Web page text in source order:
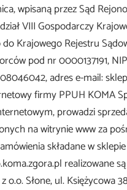
wpisaną przez Sąd
VIII Gospodarczy
Krajowego Rejestru
pod nr 0000137191,
adres e-mail:
firmy PPUH KOMA
prowadzi
na witrynie www za
składane w
realizowane
o.o. Słone, ul. Księżycowa